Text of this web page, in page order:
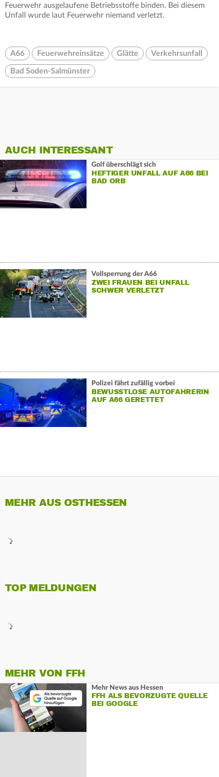
Feuerwehr ausgelaufene Betriebsstoffe binden. Bei diesem
Unfall wurde laut Feuerwehr niemand verletzt.
A66 Feuerwehreinsätze Glätte Verkehrsunfall
Bad Soden-Salmünster
AUCH INTERESSANT
Golf überschlägt sich
HEFTIGER UNFALL AUF A66 BEI
BAD ORB
Vollsperrung der A66
ZWEI FRAUEN BEI UNFALL
SCHWER VERLETZT
Polizei fährt zufällig vorbei
BEWUSSTLOSE AUTOFAHRERIN
AUF A66 GERETTET
MEHR AUS OSTHESSEN
TOP MELDUNGEN
MEHR VON FFH
Mehr News aus Hessen
FFH ALS BEVORZUGTE QUELLE
BEI GOOGLE